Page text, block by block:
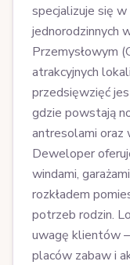
specjalizuje się
jednorodzinnych
Przemysłowym
atrakcyjnych
przedsięwzięć
gdzie powstają
antresolami oraz
Deweloper
windami,
rozkładem
potrzeb rodzin.
uwagę klientów
placów zabaw i